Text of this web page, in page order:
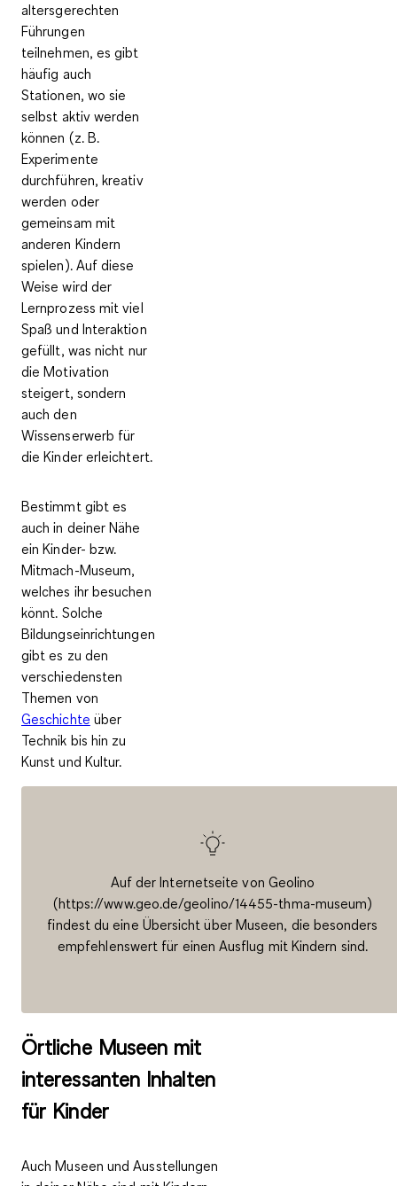
altersgerechten
Führungen
teilnehmen, es gibt
häufig auch
Stationen, wo sie
selbst aktiv werden
können (z. B.
Experimente
durchführen, kreativ
werden oder
gemeinsam mit
anderen Kindern
spielen). Auf diese
Weise wird der
Lernprozess mit viel
Spaß und Interaktion
gefüllt, was nicht nur
die Motivation
steigert, sondern
auch den
Wissenserwerb für
die Kinder erleichtert.
Bestimmt gibt es
auch in deiner Nähe
ein Kinder- bzw.
Mitmach-Museum,
welches ihr besuchen
könnt. Solche
Bildungseinrichtungen
gibt es zu den
verschiedensten
Themen von
Geschichte über
Technik bis hin zu
Kunst und Kultur.
Auf der Internetseite von Geolino
(https://www.geo.de/geolino/14455-thma-museum)
findest du eine Übersicht über Museen, die besonders
empfehlenswert für einen Ausflug mit Kindern sind.
Örtliche Museen mit
interessanten Inhalten
für Kinder
Auch Museen und Ausstellungen